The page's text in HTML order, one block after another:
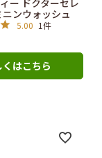
ンウォッシュ
5.00 1件
はこちら